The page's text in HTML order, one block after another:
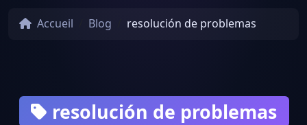
Accueil Blog resolución de problemas
resolución de problemas